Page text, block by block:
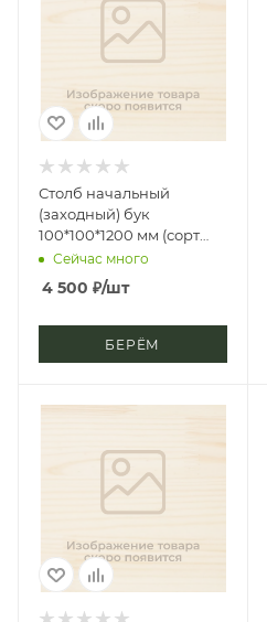
Столб начальный
(заходный) бук
100*100*1200 мм (сорт
Экстра) кубок
Сейчас много
4 500 ₽/шт
БЕРЁМ